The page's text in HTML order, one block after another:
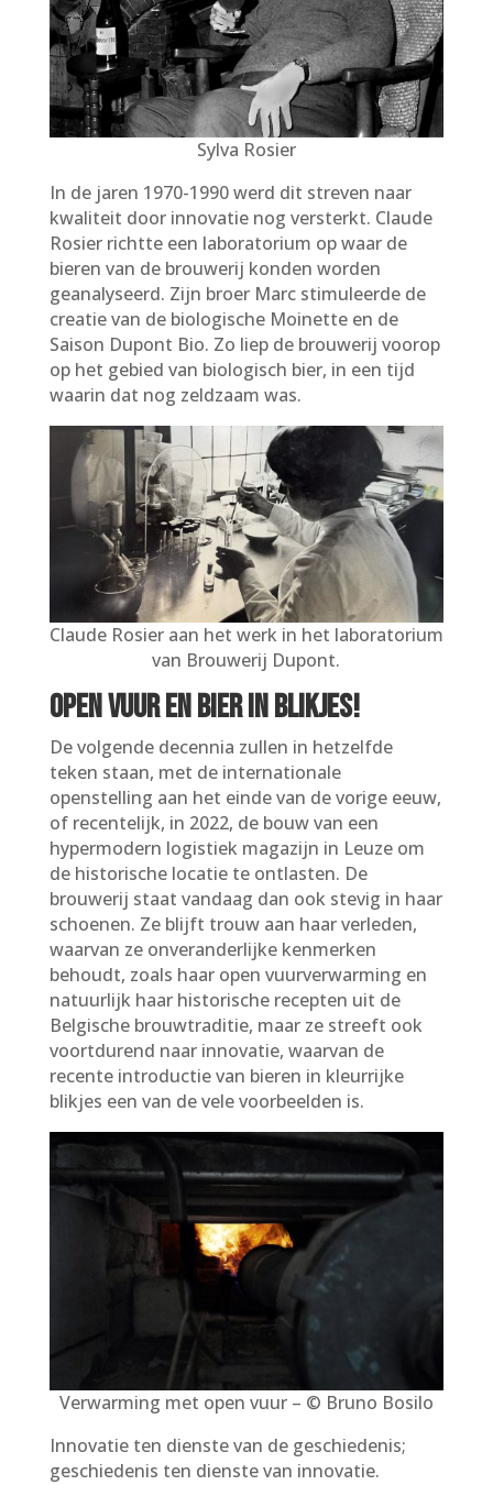
Sylva Rosier
In de jaren 1970-1990 werd dit streven naar
kwaliteit door innovatie nog versterkt. Claude
Rosier richtte een laboratorium op waar de
bieren van de brouwerij konden worden
geanalyseerd. Zijn broer Marc stimuleerde de
creatie van de biologische Moinette en de
Saison Dupont Bio. Zo liep de brouwerij voorop
op het gebied van biologisch bier, in een tijd
waarin dat nog zeldzaam was.
Claude Rosier aan het werk in het laboratorium
van Brouwerij Dupont.
Open vuur en bier in blikjes!
De volgende decennia zullen in hetzelfde
teken staan, met de internationale
openstelling aan het einde van de vorige eeuw,
of recentelijk, in 2022, de bouw van een
hypermodern logistiek magazijn in Leuze om
de historische locatie te ontlasten. De
brouwerij staat vandaag dan ook stevig in haar
schoenen. Ze blijft trouw aan haar verleden,
waarvan ze onveranderlijke kenmerken
behoudt, zoals haar open vuurverwarming en
natuurlijk haar historische recepten uit de
Belgische brouwtraditie, maar ze streeft ook
voortdurend naar innovatie, waarvan de
recente introductie van bieren in kleurrijke
blikjes een van de vele voorbeelden is.
Verwarming met open vuur – © Bruno Bosilo
Innovatie ten dienste van de geschiedenis;
geschiedenis ten dienste van innovatie.